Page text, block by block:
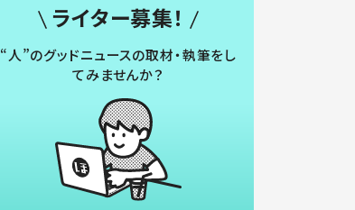
ライター募集！
“人”のグッドニュースの取材・執筆をし
てみませんか？